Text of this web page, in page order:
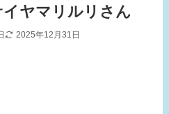
ヤマリルリさん
2025年12月31日